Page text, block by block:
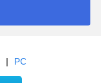
| PC